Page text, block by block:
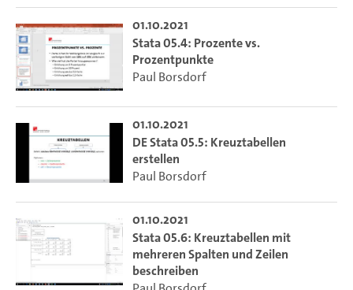
01.10.2021
Stata 05.4: Prozente vs.
Prozentpunkte
Paul Borsdorf
01.10.2021
DE Stata 05.5: Kreuztabellen
erstellen
Paul Borsdorf
01.10.2021
Stata 05.6: Kreuztabellen mit
mehreren Spalten und Zeilen
beschreiben